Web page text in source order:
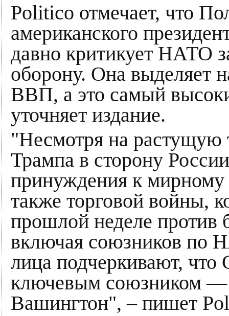
Politico отмечает, что
американского
давно критикует НАТО
оборону. Она выделяет
ВВП, а это самый
уточняет издание.
"Несмотря на растущую
Трампа в сторону
принуждения к
также торговой войны,
прошлой неделе против
включая союзников по
лица подчеркивают,
ключевым союзником —
Вашингтон", – пишет